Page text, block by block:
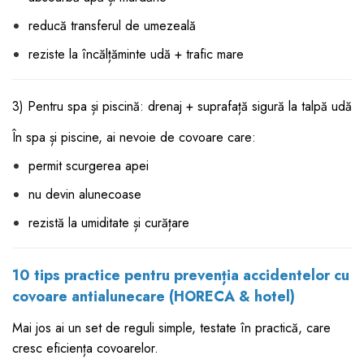
reducă transferul de umezeală
reziste la încălțăminte udă + trafic mare
3) Pentru spa și piscină: drenaj + suprafață sigură la talpă udă
În spa și piscine, ai nevoie de covoare care:
permit scurgerea apei
nu devin alunecoase
rezistă la umiditate și curățare
10 tips practice pentru prevenția accidentelor cu
covoare antialunecare (HORECA & hotel)
Mai jos ai un set de reguli simple, testate în practică, care
cresc eficiența covoarelor.